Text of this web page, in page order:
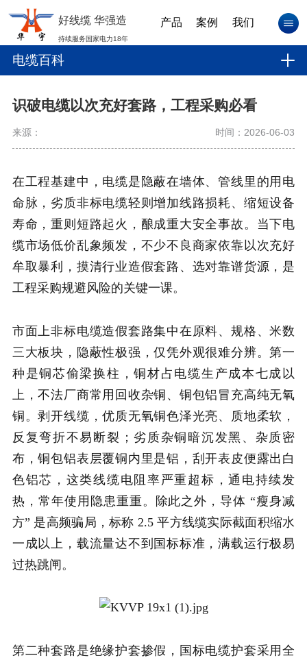
好线缆 华强造
持续服务国家电力18年
产品 案例 我们
电缆百科
识破电缆以次充好套路，工程采购必看
来源： 时间：2026-06-03
在工程基建中，电缆是隐蔽在墙体、管线里的用电
命脉，劣质非标电缆轻则增加线路损耗、缩短设备
寿命，重则短路起火，酿成重大安全事故。当下电
缆市场低价乱象频发，不少不良商家依靠以次充好
牟取暴利，摸清行业造假套路、选对靠谱货源，是
工程采购规避风险的关键一课。
市面上非标电缆造假套路集中在原料、规格、米数
三大板块，隐蔽性极强，仅凭外观很难分辨。第一
种是铜芯偷梁换柱，铜材占电缆生产成本七成以
上，不法厂商常用回收杂铜、铜包铝冒充高纯无氧
铜。剥开线缆，优质无氧铜色泽光亮、质地柔软，
反复弯折不易断裂；劣质杂铜暗沉发黑、杂质密
布，铜包铝表层覆铜内里是铝，刮开表皮便露出白
色铝芯，这类线缆电阻率严重超标，通电持续发
热，常年使用隐患重重。除此之外，导体 “瘦身减
方” 是高频骗局，标称 2.5 平方线缆实际截面积缩水
一成以上，载流量达不到国标标准，满载运行极易
过热跳闸。
第二种套路是绝缘护套掺假，国标电缆护套采用全